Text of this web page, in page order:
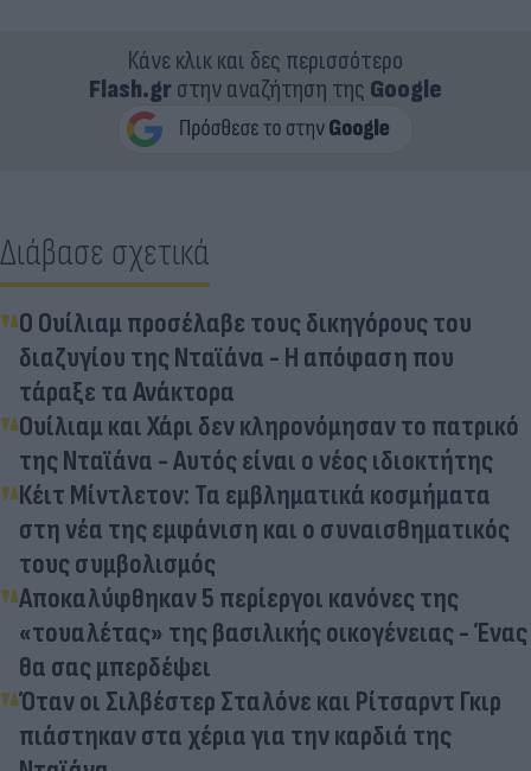
Κάνε κλικ και δες περισσότερο
Flash.grστην αναζήτηση της Google
Διάβασε σχετικά
Ο Ουίλιαμ προσέλαβε τους δικηγόρους του
διαζυγίου της Νταϊάνα - Η απόφαση που
τάραξε τα Ανάκτορα
Ουίλιαμ και Χάρι δεν κληρονόμησαν το πατρικό
της Νταϊάνα - Αυτός είναι ο νέος ιδιοκτήτης
Κέιτ Μίντλετον: Τα εμβληματικά κοσμήματα
στη νέα της εμφάνιση και ο συναισθηματικός
τους συμβολισμός
Αποκαλύφθηκαν 5 περίεργοι κανόνες της
«τουαλέτας» της βασιλικής οικογένειας - Ένας
θα σας μπερδέψει
Όταν οι Σιλβέστερ Σταλόνε και Ρίτσαρντ Γκιρ
πιάστηκαν στα χέρια για την καρδιά της